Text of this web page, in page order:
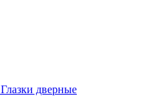
Глазки дверные